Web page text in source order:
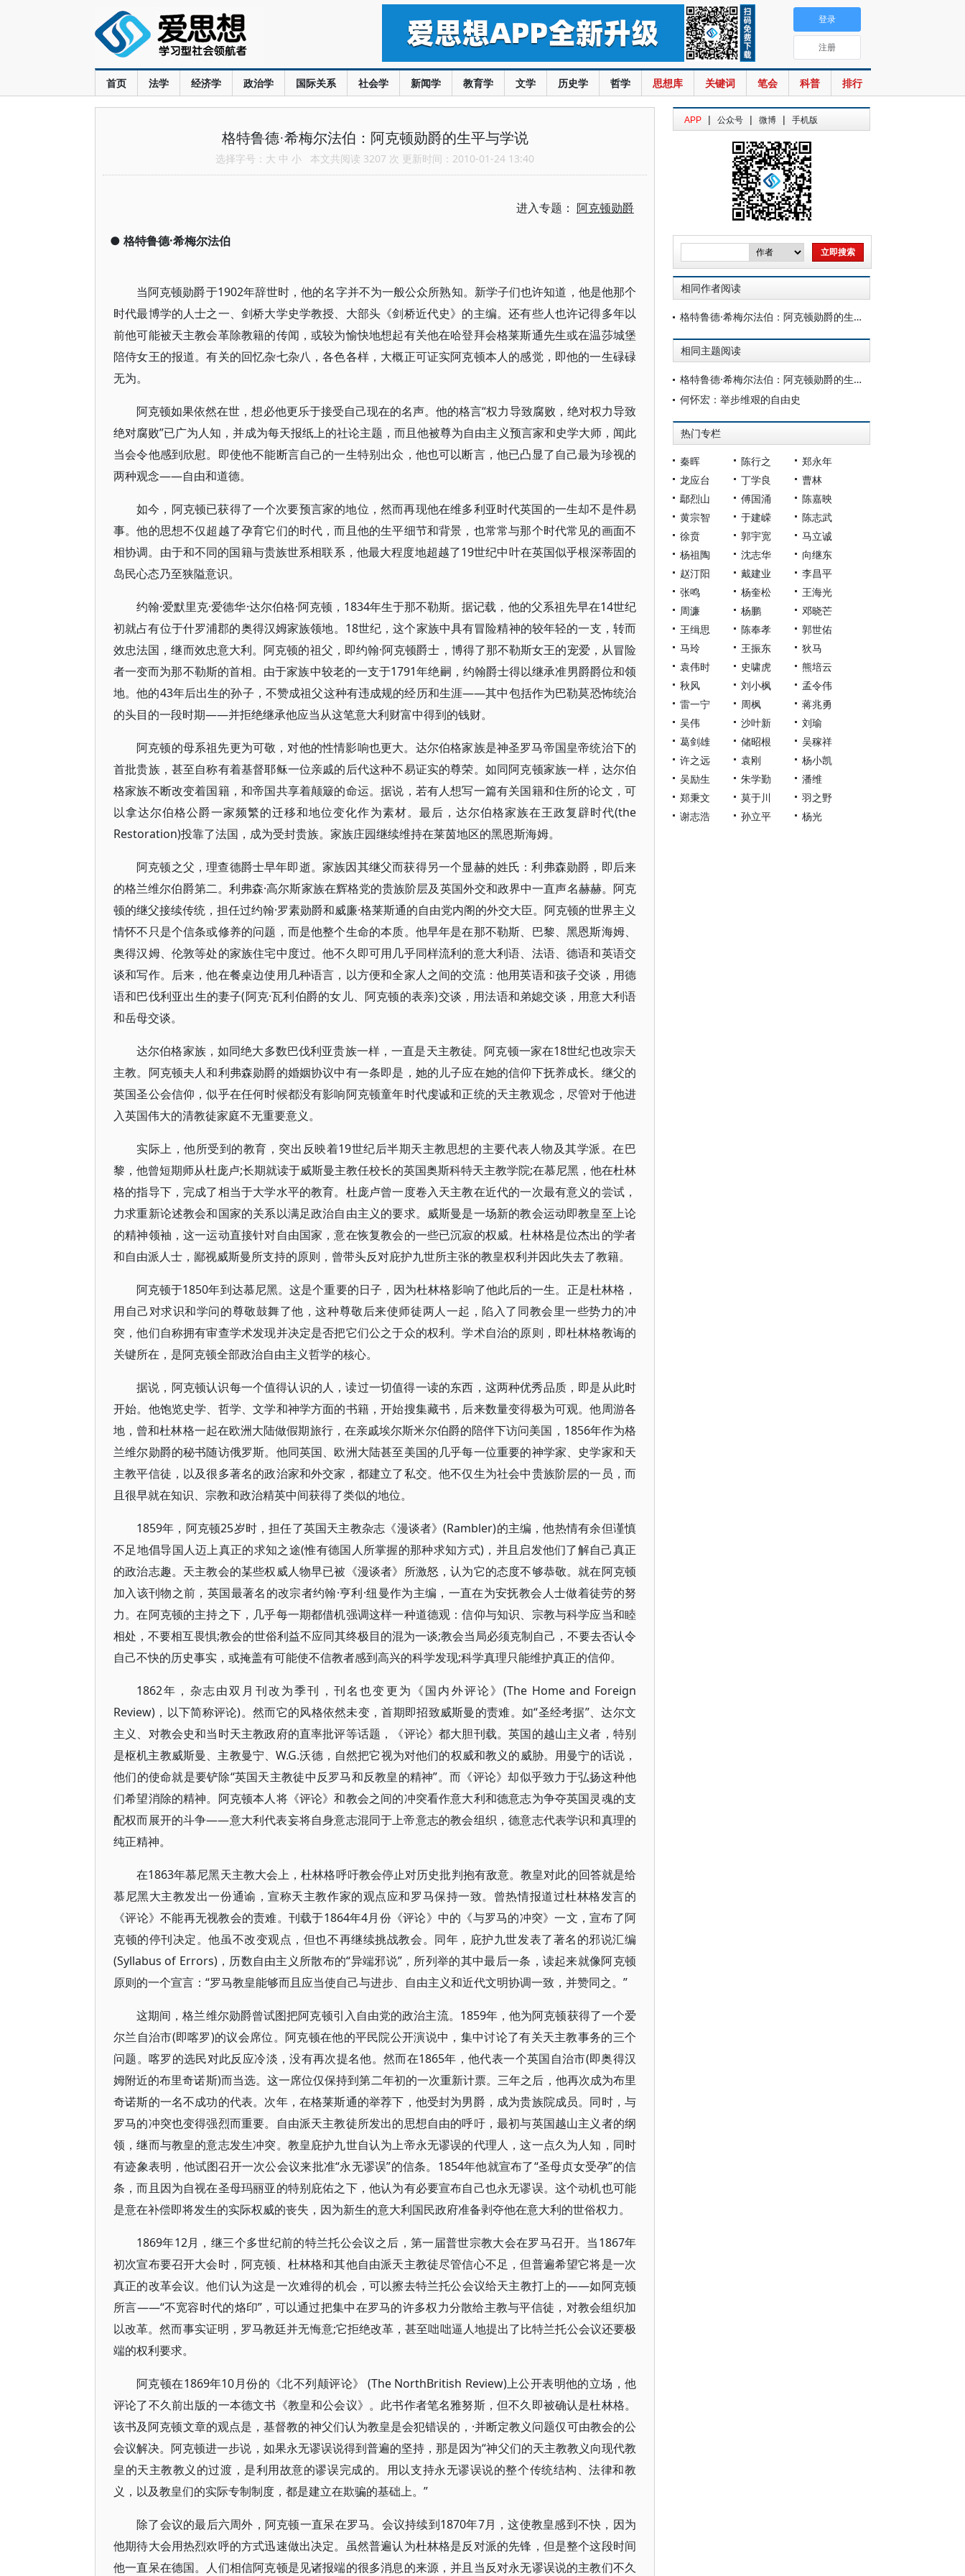
首页 法学 经济学 政治学 国际关系 社会学 新闻学 教育学 文学 历史学 哲学 思想库 关键词 笔会 科普 排行
登录
注册
格特鲁德·希梅尔法伯：阿克顿勋爵的生平与学说
选择字号： 大 中 小 本文共阅读 3207 次 更新时间：2010-01-24 13:40
进入专题： 阿克顿勋爵
● 格特鲁德·希梅尔法伯
当阿克顿勋爵于1902年辞世时，他的名字并不为一般公众所熟知。新学子们也许知道，他是他那个
时代最博学的人士之一、剑桥大学史学教授、大部头《剑桥近代史》的主编。还有些人也许记得多年以
前他可能被天主教会革除教籍的传闻，或较为愉快地想起有关他在哈登拜会格莱斯通先生或在温莎城堡
陪侍女王的报道。有关的回忆杂七杂八，各色各样，大概正可证实阿克顿本人的感觉，即他的一生碌碌
无为。
阿克顿如果依然在世，想必他更乐于接受自己现在的名声。他的格言“权力导致腐败，绝对权力导致
绝对腐败”已广为人知，并成为每天报纸上的社论主题，而且他被尊为自由主义预言家和史学大师，闻此
当会令他感到欣慰。即使他不能断言自己的一生特别出众，他也可以断言，他已凸显了自己最为珍视的
两种观念——自由和道德。
如今，阿克顿已获得了一个次要预言家的地位，然而再现他在维多利亚时代英国的一生却不是件易
事。他的思想不仅超越了孕育它们的时代，而且他的生平细节和背景，也常常与那个时代常见的画面不
相协调。由于和不同的国籍与贵族世系相联系，他最大程度地超越了19世纪中叶在英国似乎根深蒂固的
岛民心态乃至狭隘意识。
约翰·爱默里克·爱德华·达尔伯格·阿克顿，1834年生于那不勒斯。据记载，他的父系祖先早在14世纪
初就占有位于什罗浦郡的奥得汉姆家族领地。18世纪，这个家族中具有冒险精神的较年轻的一支，转而
效忠法国，继而效忠意大利。阿克顿的祖父，即约翰·阿克顿爵士，博得了那不勒斯女王的宠爱，从冒险
者一变而为那不勒斯的首相。由于家族中较老的一支于1791年绝嗣，约翰爵士得以继承准男爵爵位和领
地。他的43年后出生的孙子，不赞成祖父这种有违成规的经历和生涯——其中包括作为巴勒莫恐怖统治
的头目的一段时期——并拒绝继承他应当从这笔意大利财富中得到的钱财。
阿克顿的母系祖先更为可敬，对他的性情影响也更大。达尔伯格家族是神圣罗马帝国皇帝统治下的
首批贵族，甚至自称有着基督耶稣一位亲戚的后代这种不易证实的尊荣。如同阿克顿家族一样，达尔伯
格家族不断改变着国籍，和帝国共享着颠簸的命运。据说，若有人想写一篇有关国籍和住所的论文，可
以拿达尔伯格公爵一家频繁的迁移和地位变化作为素材。最后，达尔伯格家族在王政复辟时代(the
Restoration)投靠了法国，成为受封贵族。家族庄园继续维持在莱茵地区的黑恩斯海姆。
阿克顿之父，理查德爵士早年即逝。家族因其继父而获得另一个显赫的姓氏：利弗森勋爵，即后来
的格兰维尔伯爵第二。利弗森·高尔斯家族在辉格党的贵族阶层及英国外交和政界中一直声名赫赫。阿克
顿的继父接续传统，担任过约翰·罗素勋爵和威廉·格莱斯通的自由党内阁的外交大臣。阿克顿的世界主义
情怀不只是个信条或修养的问题，而是他整个生命的本质。他早年是在那不勒斯、巴黎、黑恩斯海姆、
奥得汉姆、伦敦等处的家族住宅中度过。他不久即可用几乎同样流利的意大利语、法语、德语和英语交
谈和写作。后来，他在餐桌边使用几种语言，以方便和全家人之间的交流：他用英语和孩子交谈，用德
语和巴伐利亚出生的妻子(阿克·瓦利伯爵的女儿、阿克顿的表亲)交谈，用法语和弟媳交谈，用意大利语
和岳母交谈。
达尔伯格家族，如同绝大多数巴伐利亚贵族一样，一直是天主教徒。阿克顿一家在18世纪也改宗天
主教。阿克顿夫人和利弗森勋爵的婚姻协议中有一条即是，她的儿子应在她的信仰下抚养成长。继父的
英国圣公会信仰，似乎在任何时候都没有影响阿克顿童年时代虔诚和正统的天主教观念，尽管对于他进
入英国伟大的清教徒家庭不无重要意义。
实际上，他所受到的教育，突出反映着19世纪后半期天主教思想的主要代表人物及其学派。在巴
黎，他曾短期师从杜庞卢;长期就读于威斯曼主教任校长的英国奥斯科特天主教学院;在慕尼黑，他在杜林
格的指导下，完成了相当于大学水平的教育。杜庞卢曾一度卷入天主教在近代的一次最有意义的尝试，
力求重新论述教会和国家的关系以满足政治自由主义的要求。威斯曼是一场新的教会运动即教皇至上论
的精神领袖，这一运动直接针对自由国家，意在恢复教会的一些已沉寂的权威。杜林格是位杰出的学者
和自由派人士，鄙视威斯曼所支持的原则，曾带头反对庇护九世所主张的教皇权利并因此失去了教籍。
阿克顿于1850年到达慕尼黑。这是个重要的日子，因为杜林格影响了他此后的一生。正是杜林格，
用自己对求识和学问的尊敬鼓舞了他，这种尊敬后来使师徒两人一起，陷入了同教会里一些势力的冲
突，他们自称拥有审查学术发现并决定是否把它们公之于众的权利。学术自治的原则，即杜林格教诲的
关键所在，是阿克顿全部政治自由主义哲学的核心。
据说，阿克顿认识每一个值得认识的人，读过一切值得一读的东西，这两种优秀品质，即是从此时
开始。他饱览史学、哲学、文学和神学方面的书籍，开始搜集藏书，后来数量变得极为可观。他周游各
地，曾和杜林格一起在欧洲大陆做假期旅行，在亲戚埃尔斯米尔伯爵的陪伴下访问美国，1856年作为格
兰维尔勋爵的秘书随访俄罗斯。他同英国、欧洲大陆甚至美国的几乎每一位重要的神学家、史学家和天
主教平信徒，以及很多著名的政治家和外交家，都建立了私交。他不仅生为社会中贵族阶层的一员，而
且很早就在知识、宗教和政治精英中间获得了类似的地位。
1859年，阿克顿25岁时，担任了英国天主教杂志《漫谈者》(Rambler)的主编，他热情有余但谨慎
不足地倡导国人迈上真正的求知之途(惟有德国人所掌握的那种求知方式)，并且启发他们了解自己真正
的政治志趣。天主教会的某些权威人物早已被《漫谈者》所激怒，认为它的态度不够恭敬。就在阿克顿
加入该刊物之前，英国最著名的改宗者约翰·亨利·纽曼作为主编，一直在为安抚教会人士做着徒劳的努
力。在阿克顿的主持之下，几乎每一期都借机强调这样一种道德观：信仰与知识、宗教与科学应当和睦
相处，不要相互畏惧;教会的世俗利益不应同其终极目的混为一谈;教会当局必须克制自己，不要去否认令
自己不快的历史事实，或掩盖有可能使不信教者感到高兴的科学发现;科学真理只能维护真正的信仰。
1862年，杂志由双月刊改为季刊，刊名也变更为《国内外评论》(The Home and Foreign
Review)，以下简称评论)。然而它的风格依然未变，首期即招致威斯曼的责难。如“圣经考据”、达尔文
主义、对教会史和当时天主教政府的直率批评等话题，《评论》都大胆刊载。英国的越山主义者，特别
是枢机主教威斯曼、主教曼宁、W.G.沃德，自然把它视为对他们的权威和教义的威胁。用曼宁的话说，
他们的使命就是要铲除“英国天主教徒中反罗马和反教皇的精神”。而《评论》却似乎致力于弘扬这种他
们希望消除的精神。阿克顿本人将《评论》和教会之间的冲突看作意大利和德意志为争夺英国灵魂的支
配权而展开的斗争——意大利代表妄将自身意志混同于上帝意志的教会组织，德意志代表学识和真理的
纯正精神。
在1863年慕尼黑天主教大会上，杜林格呼吁教会停止对历史批判抱有敌意。教皇对此的回答就是给
慕尼黑大主教发出一份通谕，宣称天主教作家的观点应和罗马保持一致。曾热情报道过杜林格发言的
《评论》不能再无视教会的责难。刊载于1864年4月份《评论》中的《与罗马的冲突》一文，宣布了阿
克顿的停刊决定。他虽不改变观点，但也不再继续挑战教会。同年，庇护九世发表了著名的邪说汇编
(Syllabus of Errors)，历数自由主义所散布的“异端邪说”，所列举的其中最后一条，读起来就像阿克顿
原则的一个宣言：“罗马教皇能够而且应当使自己与进步、自由主义和近代文明协调一致，并赞同之。”
这期间，格兰维尔勋爵曾试图把阿克顿引入自由党的政治主流。1859年，他为阿克顿获得了一个爱
尔兰自治市(即喀罗)的议会席位。阿克顿在他的平民院公开演说中，集中讨论了有关天主教事务的三个
问题。喀罗的选民对此反应冷淡，没有再次提名他。然而在1865年，他代表一个英国自治市(即奥得汉
姆附近的布里奇诺斯)而当选。这一席位仅保持到第二年初的一次重新计票。三年之后，他再次成为布里
奇诺斯的一名不成功的代表。次年，在格莱斯通的举荐下，他受封为男爵，成为贵族院成员。同时，与
罗马的冲突也变得强烈而重要。自由派天主教徒所发出的思想自由的呼吁，最初与英国越山主义者的纲
领，继而与教皇的意志发生冲突。教皇庇护九世自认为上帝永无谬误的代理人，这一点久为人知，同时
有迹象表明，他试图召开一次公会议来批准“永无谬误”的信条。1854年他就宣布了“圣母贞女受孕”的信
条，而且因为自视在圣母玛丽亚的特别庇佑之下，他认为有必要宣布自己也永无谬误。这个动机也可能
是意在补偿即将发生的实际权威的丧失，因为新生的意大利国民政府准备剥夺他在意大利的世俗权力。
1869年12月，继三个多世纪前的特兰托公会议之后，第一届普世宗教大会在罗马召开。当1867年
初次宣布要召开大会时，阿克顿、杜林格和其他自由派天主教徒尽管信心不足，但普遍希望它将是一次
真正的改革会议。他们认为这是一次难得的机会，可以擦去特兰托公会议给天主教打上的——如阿克顿
所言——“不宽容时代的烙印”，可以通过把集中在罗马的许多权力分散给主教与平信徒，对教会组织加
以改革。然而事实证明，罗马教廷并无悔意;它拒绝改革，甚至咄咄逼人地提出了比特兰托公会议还要极
端的权利要求。
阿克顿在1869年10月份的《北不列颠评论》 (The NorthBritish Review)上公开表明他的立场，他
评论了不久前出版的一本德文书《教皇和公会议》。此书作者笔名雅努斯，但不久即被确认是杜林格。
该书及阿克顿文章的观点是，基督教的神父们认为教皇是会犯错误的，·并断定教义问题仅可由教会的公
会议解决。阿克顿进一步说，如果永无谬误说得到普遍的坚持，那是因为“神父们的天主教教义向现代教
皇的天主教教义的过渡，是利用故意的谬误完成的。用以支持永无谬误说的整个传统结构、法律和教
义，以及教皇们的实际专制制度，都是建立在欺骗的基础上。”
除了会议的最后六周外，阿克顿一直呆在罗马。会议持续到1870年7月，这使教皇感到不快，因为
他期待大会用热烈欢呼的方式迅速做出决定。虽然普遍认为杜林格是反对派的先锋，但是整个这段时间
他一直呆在德国。人们相信阿克顿是见诸报端的很多消息的来源，并且当反对永无谬误说的主教们不久
APP | 公众号 | 微博 | 手机版
相同作者阅读
格特鲁德·希梅尔法伯：阿克顿勋爵的生平与学说
相同主题阅读
格特鲁德·希梅尔法伯：阿克顿勋爵的生平与学说
何怀宏：举步维艰的自由史
热门专栏
秦晖 陈行之
郑永年
龙应台
丁学良
曹林
鄢烈山
傅国涌
陈嘉映
黄宗智
于建嵘
陈志武
徐贲
郭宇宽
马立诚
杨祖陶
沈志华
向继东
赵汀阳
戴建业
李昌平
张鸣
杨奎松
王海光
周濂
杨鹏
邓晓芒
王缉思
陈奉孝
郭世佑
马玲
王振东
狄马
袁伟时
史啸虎
熊培云
秋风
刘小枫
孟令伟
雷一宁
周枫
蒋兆勇
吴伟
沙叶新
刘瑜
葛剑雄
储昭根
吴稼祥
许之远
袁刚
杨小凯
吴励生
朱学勤
潘维
郑秉文
莫于川
羽之野
谢志浩
孙立平 杨光